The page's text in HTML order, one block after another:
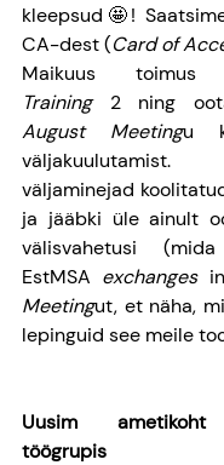
kleepsud🤩!
CA-dest (Card of
Maikuus toimus
Training
August Meetingu
väljaminejad
ja jääbki üle ainult
välisvahetusi
EstMSA exchanges
Meetingut, et näha,
lepinguid see meile
Uusim ametikoht
töögrupis